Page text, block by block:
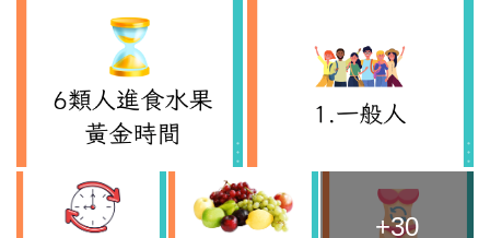
+30